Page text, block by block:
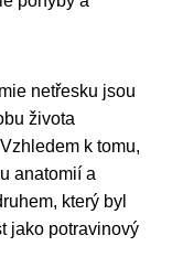
netřesku jsou
života
k tomu,
anatomií a
který byl
jako potravinový